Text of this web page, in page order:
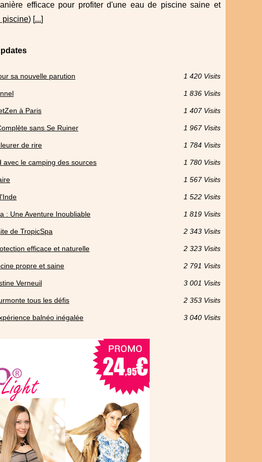
efficace pour profiter d'une eau de piscine saine et
piscine) [...]
sa nouvelle parution 1 420 Visits
1 836 Visits
à Paris 1 407 Visits
sans Se Ruiner 1 967 Visits
de rire 1 784 Visits
avec le camping des sources 1 780 Visits
1 567 Visits
1 522 Visits
: Une Aventure Inoubliable 1 819 Visits
de TropicSpa 2 343 Visits
efficace et naturelle 2 323 Visits
propre et saine 2 791 Visits
Verneuil 3 001 Visits
tous les défis 2 353 Visits
balnéo inégalée 3 040 Visits